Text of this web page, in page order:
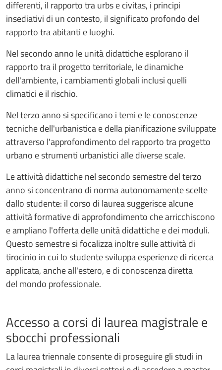
differenti, il rapporto tra urbs e civitas, i principi
insediativi di un contesto, il significato profondo del
rapporto tra abitanti e luoghi.
Nel secondo anno le unità didattiche esplorano il
rapporto tra il progetto territoriale, le dinamiche
dell'ambiente, i cambiamenti globali inclusi quelli
climatici e il rischio.
Nel terzo anno si specificano i temi e le conoscenze
tecniche dell'urbanistica e della pianificazione sviluppate
attraverso l'approfondimento del rapporto tra progetto
urbano e strumenti urbanistici alle diverse scale.
Le attività didattiche nel secondo semestre del terzo
anno si concentrano di norma autonomamente scelte
dallo studente: il corso di laurea suggerisce alcune
attività formative di approfondimento che arricchiscono
e ampliano l'offerta delle unità didattiche e dei moduli.
Questo semestre si focalizza inoltre sulle attività di
tirocinio in cui lo studente sviluppa esperienze di ricerca
applicata, anche all'estero, e di conoscenza diretta
del mondo professionale.
Accesso a corsi di laurea magistrale e
sbocchi professionali
La laurea triennale consente di proseguire gli studi in